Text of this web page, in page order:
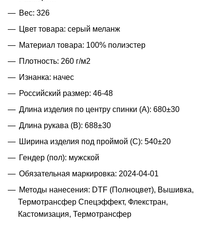
Вес: 326
Цвет товара: серый меланж
Материал товара: 100% полиэстер
Плотность: 260 г/м2
Изнанка: начес
Российский размер: 46-48
Длина изделия по центру спинки (A): 680±30
Длина рукава (B): 688±30
Ширина изделия под проймой (С): 540±20
Гендер (пол): мужской
Обязательная маркировка: 2024-04-01
Методы нанесения: DTF (Полноцвет), Вышивка,
Термотрансфер Спецэффект, Флекстран,
Кастомизация, Термотрансфер